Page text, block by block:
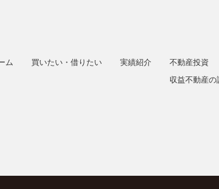
ム 買いたい・借りたい 実績紹介
不動産投資
収益不動産の